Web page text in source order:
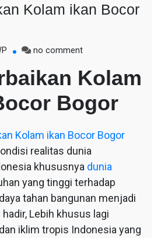
Kolam ikan Bocor
no commenton
Perbaikan
Kolam
ikan
Bocor
Kolam
Bogor
Kolam ikan Bocor Bogor
realitas dunia
khususnya dunia
yang tinggi terhadap
tahan bangunan menjadi
Lebih khusus lagi
iklim tropis Indonesia yang